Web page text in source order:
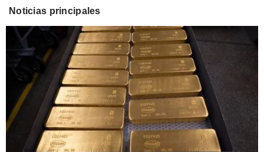
Noticias principales